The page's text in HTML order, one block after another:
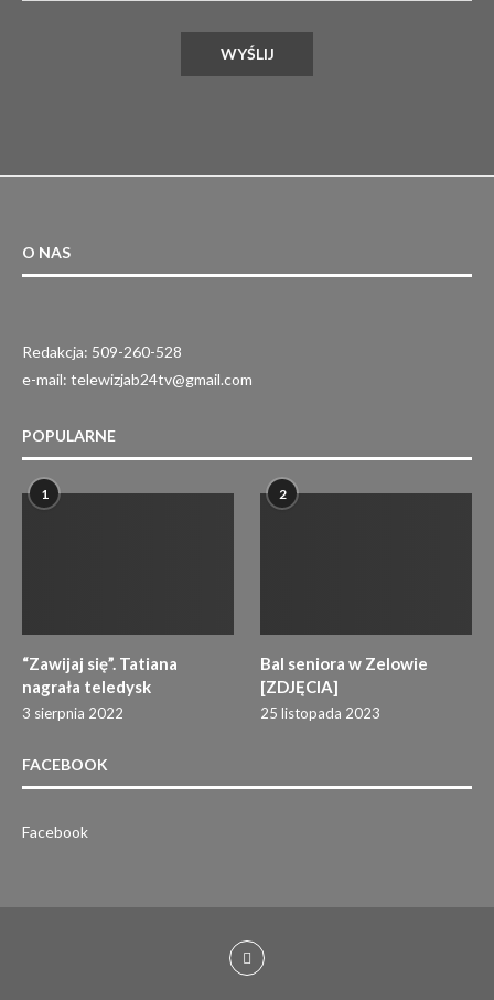
O NAS
Redakcja: 509-260-528
e-mail: telewizjab24tv@gmail.com
POPULARNE
1
“Zawijaj się”. Tatiana
nagrała teledysk
3 sierpnia 2022
2
Bal seniora w Zelowie
[ZDJĘCIA]
25 listopada 2023
FACEBOOK
Facebook